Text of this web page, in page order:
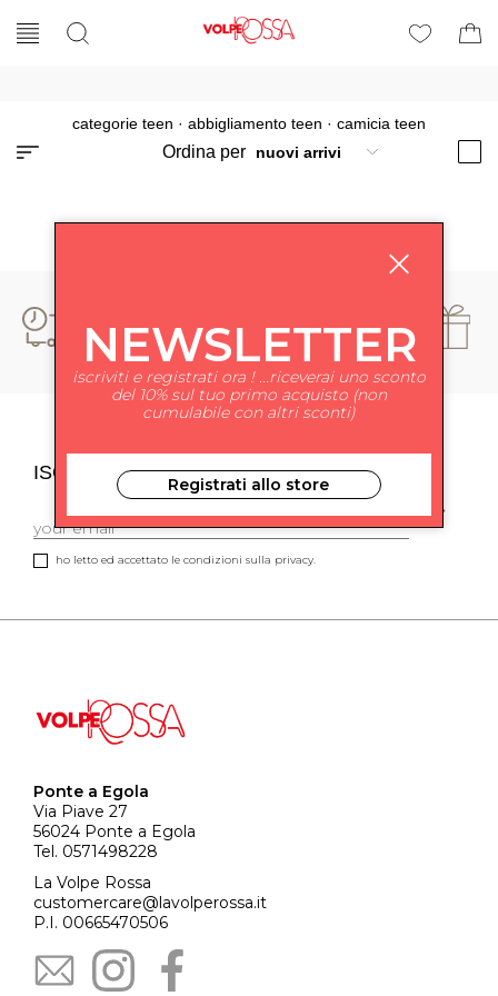
categorie teen · abbigliamento teen · camicia teen
Ordina per
ISCRIVITI ALLA NEWSLETTER
ho letto ed accettato le condizioni sulla privacy.
Ponte a Egola
Via Piave 27
56024 Ponte a Egola
Tel. 0571498228
La Volpe Rossa
customercare@lavolperossa.it
P.I. 00665470506
NEWSLETTER
iscriviti e registrati ora ! ...riceverai uno sconto
del 10% sul tuo primo acquisto (non
cumulabile con altri sconti)
Registrati allo store